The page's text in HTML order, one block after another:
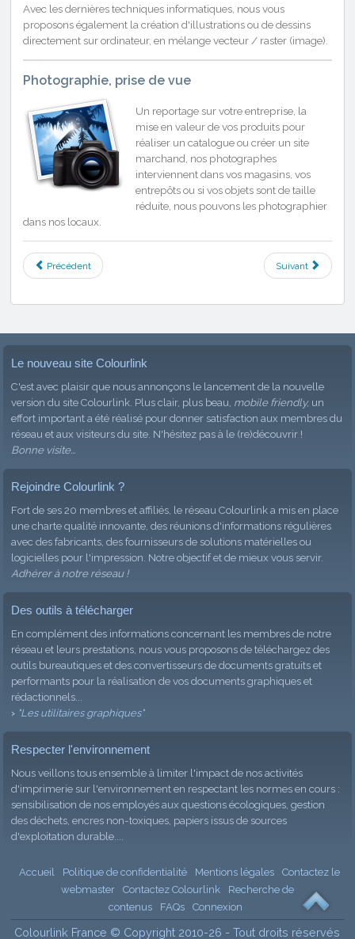
Avec les dernières techniques informatiques, nous vous
proposons également la création d'illustrations ou de dessins
directement sur ordinateur, en mélange vecteur / raster (image).
Photographie, prise de vue
Un reportage sur votre entreprise, la
mise en valeur de vos produits pour
réaliser un catalogue ou créer un site
marchand, nos photographes
interviennent dans vos magasins, vos
entrepôts ou si vos objets sont de taille
réduite, nous pouvons les photographier
dans nos locaux.
Précédent Suivant
Le nouveau site Colourlink
C'est avec plaisir que nous annonçons le lancement de la nouvelle
version du site Colourlink. Plus clair, plus beau, mobile friendly, un
effort important a été réalisé pour donner satisfaction aux membres du
réseau et aux visiteurs du site. N'hésitez pas à le (re)découvrir !
Bonne visite...
Rejoindre Colourlink ?
Fort de ses 20 membres et affiliés, le réseau Colourlink a mis en place
une charte qualité innovante, des réunions d'informations régulières
avec des fabricants, des fournisseurs de solutions matérielles ou
logicielles pour l'impression. Notre objectif et de mieux vous servir.
Adhérer à notre réseau !
Des outils à télécharger
En complément des informations concernant les membres de notre
réseau et leurs prestations, nous vous proposons de téléchargez des
outils bureautiques et des convertisseurs de documents gratuits et
performants pour la réalisation de vos documents graphiques et
rédactionnels...
› "Les utilitaires graphiques"
Respecter l'environnement
Nous veillons tous ensemble à limiter l'impact de nos activités
d'imprimerie sur l'environnementen respectant les normes en cours :
sensibilisation de nos employés aux questions écologiques, gestion
des déchets, encres non-toxiques, papiers issus de sources
d'exploitation durable....
Accueil Politique de confidentialité Mentions légales
Contactez le
webmaster
Contactez Colourlink
Recherche de
contenus
FAQs Connexion
Colourlink France © Copyright 2010-26 - Tout droits réservés